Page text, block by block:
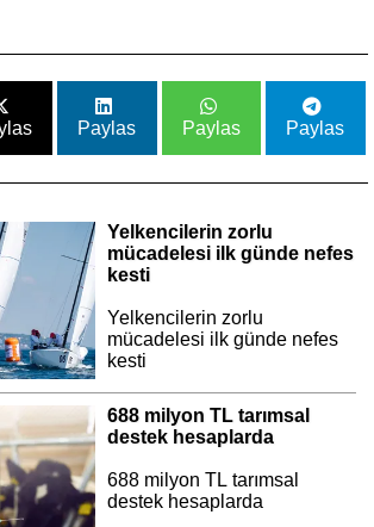
Paylas Paylas Paylas
Yelkencilerin zorlu
mücadelesi ilk günde nefes
kesti
Yelkencilerin zorlu
mücadelesi ilk günde nefes
kesti
688 milyon TL tarımsal
destek hesaplarda
688 milyon TL tarımsal
destek hesaplarda